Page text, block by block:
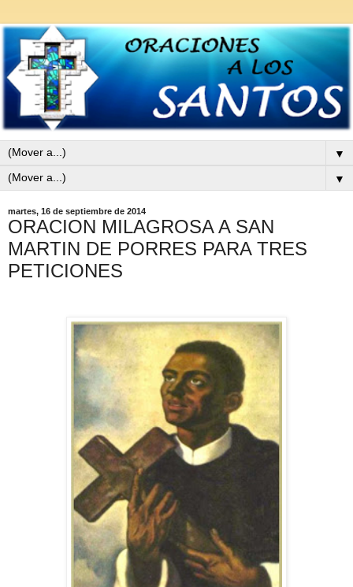
▼
▼
martes, 16 de septiembre de 2014
ORACION MILAGROSA A SAN
MARTIN DE PORRES PARA TRES
PETICIONES